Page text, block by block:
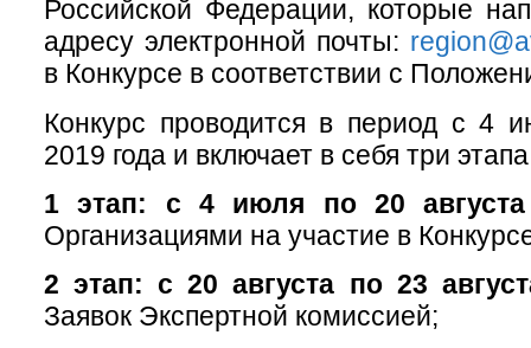
Российской Федерации, которые
адресу электронной почты:
в Конкурсе в соответствии с
Конкурс проводится в период с 4
2019 года и включает в себя три
1 этап: с 4 июля по 20 августа
Организациями на участие в
2 этап: с 20 августа по 23
Заявок Экспертной комиссией;